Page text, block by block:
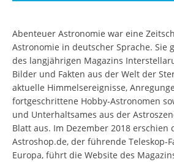
Abenteuer Astronomie war eine
Astronomie in deutscher Sprache. Sie
des langjährigen Magazins
Bilder und Fakten aus der Welt der
aktuelle Himmelsereignisse,
fortgeschrittene Hobby-Astronomen
und Unterhaltsames aus der
Blatt aus. Im Dezember 2018 erschien
Astroshop.de, der führende Teleskop-
Europa, führt die Website des